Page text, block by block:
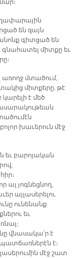
են զայն
գիտցած են
միտքը եւ
առողջ մտածում,
միտքերը, թէ
է մեծ
խաւերուն մէջ
եւ բարոյական
ալ յոգնեցնող,
այլասերելու
ունենանք
եւ
վնասակա՛ր է
պատճառներէն է։
մէջ շատ